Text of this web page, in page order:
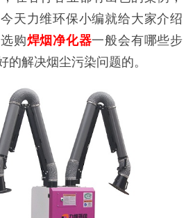
天力维环保小编就给大家介绍
购焊烟净化器一般会有哪些步
的解决烟尘污染问题的。